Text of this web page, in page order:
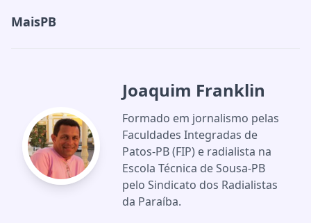
MaisPB
Joaquim Franklin
Formado em jornalismo pelas
Faculdades Integradas de
Patos-PB (FIP) e radialista na
Escola Técnica de Sousa-PB
pelo Sindicato dos Radialistas
da Paraíba.